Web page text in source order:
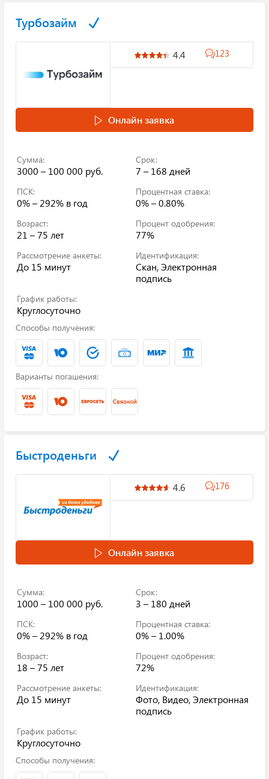
Турбозайм
4.4 123
Онлайн заявка
Сумма:
3000 – 100 000 руб.
Срок:
7 – 168 дней
ПСК:
0% – 292% в год
Процентная ставка:
0% – 0.80%
Возраст:
21 – 75 лет
Процент одобрения:
77%
Рассмотрение анкеты:
До 15 минут
Идентификация:
Скан, Электронная
подпись
График работы:
Круглосуточно
Способы получения:
Варианты погашения:
Быстроденьги
4.6 176
Онлайн заявка
Сумма:
1000 – 100 000 руб.
Срок:
3 – 180 дней
ПСК:
0% – 292% в год
Процентная ставка:
0% – 1.00%
Возраст:
18 – 75 лет
Процент одобрения:
72%
Рассмотрение анкеты:
До 15 минут
Идентификация:
Фото, Видео, Электронная
подпись
График работы:
Круглосуточно
Способы получения: